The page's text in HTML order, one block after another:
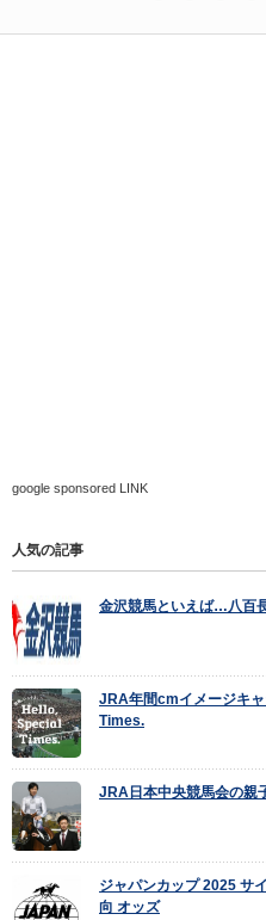
google sponsored LINK
人気の記事
金沢競馬といえば…八百
JRA年間cmイメージキ
Times.
JRA日本中央競馬会の親
ジャパンカップ 2025 サ
向 オッズ